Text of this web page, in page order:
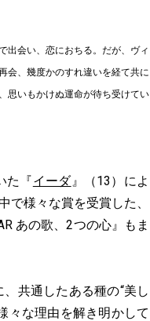
出会い、恋におちる。だが、ヴィ
会、幾度かのすれ違いを経て共に
思いもかけぬ運命が待ち受けてい
た『イーダ』（13）によ
で様々な賞を受賞した、
あの歌、2つの心』もま
共通したある種の“美し
々な理由を解き明かして